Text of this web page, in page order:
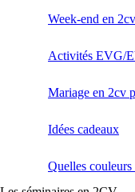
Week-end en 2cv
Activités EVG/
Mariage en 2cv
Idées cadeaux
Quelles